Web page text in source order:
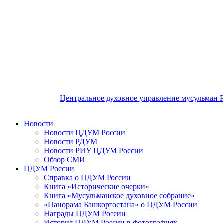
Центральное духовное управление мусульман
Новости
Новости ЦДУМ России
Новости РДУМ
Новости РИУ ЦДУМ России
Обзор СМИ
ЦДУМ России
Справка о ЦДУМ России
Книга «Исторические очерки»
Книга «Мусульманское духовное собрание»
«Панорама Башкортостана» о ЦДУМ России
Награды ЦДУМ России